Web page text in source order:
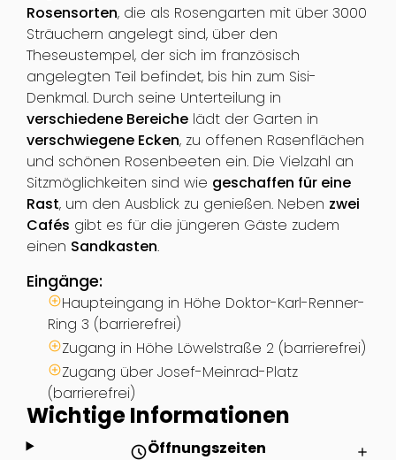
Rosensorten, die als Rosengarten mit über 3000
Sträuchern angelegt sind, über den
Theseustempel, der sich im französisch
angelegten Teil befindet, bis hin zum Sisi-
Denkmal. Durch seine Unterteilung in
verschiedene Bereichelädt der Garten in
verschwiegene Ecken, zu offenen Rasenflächen
und schönen Rosenbeeten ein. Die Vielzahl an
Sitzmöglichkeiten sind wie geschaffen für eine
Rast, um den Ausblick zu genießen. Neben zwei
Cafés gibt es für die jüngeren Gäste zudem
einen Sandkasten.
Eingänge:
Haupteingang in Höhe Doktor-Karl-Renner-
Ring 3 (barrierefrei)
Zugang in Höhe Löwelstraße 2 (barrierefrei)
Zugang über Josef-Meinrad-Platz
(barrierefrei)
Wichtige Informationen
scheduleÖffnungszeiten add